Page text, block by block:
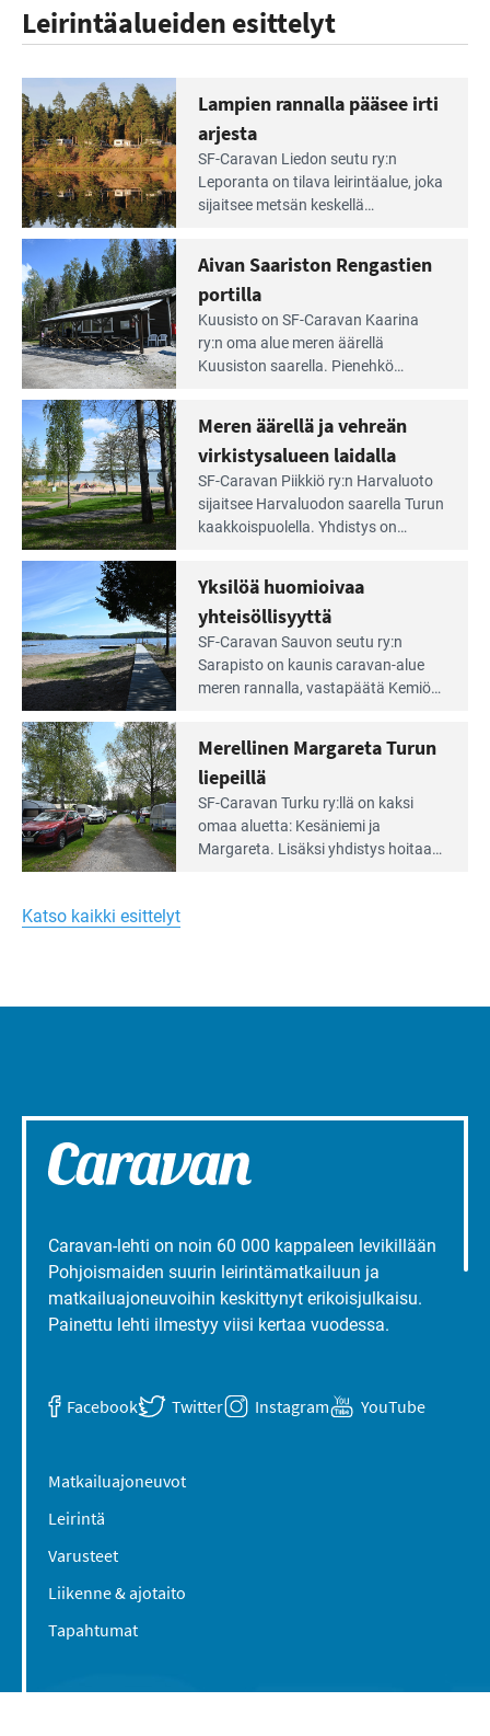
Leirintäalueiden esittelyt
Lue
Leirintäoppaan
artikkeli:
Lampien
rannalla
pääsee
irti
arjesta
Lampien rannalla pääsee irti
arjesta
SF-Caravan Liedon seutu ry:n
Leporanta on tilava leirintäalue, joka
sijaitsee metsän kes­kellä
tarjoaa ympäris­töineen kauniit
maisemat ja loistavat virkistäytymis­
mahdollisuudet.
Lue
Leirintäoppaan
artikkeli:
Aivan
Saariston
Rengastien
portilla
Aivan Saariston Rengastien
portilla
Kuusisto on SF-Caravan Kaarina
ry:n oma alue meren äärellä
Kuusiston saarella. Pie­nehkö
Lue
Leirintäoppaan
artikkeli:
Meren
äärellä
ja
vehreän
virkistysalueen
laidalla
Meren äärellä ja vehreän
virkistysalueen laidalla
SF-Caravan Piikkiö ry:n Harvaluoto
sijait­see Harvaluodon saarella Turun
kaakkois­puolella. Yhdistys on
virkistysalueesta.
Lue
Leirintäoppaan
artikkeli:
Yksilöä
huomioivaa
yhteisöllisyyttä
Yksilöä huomioivaa
yhteisöllisyyttä
SF-Caravan Sauvon seutu ry:n
Sarapisto on kaunis caravan-alue
meren rannalla, vasta­päätä Kemiön
kymmenen paikkaa ilman sähköä.
Lue
Leirintäoppaan
artikkeli:
Merellinen
Turun
liepeillä
Merellinen Margareta Turun
liepeillä
SF-Caravan Turku ry:llä on kaksi
omaa aluet­ta: Kesäniemi ja
Margareta. Lisäksi yhdis­tys hoitaa
Katso kaikki esittelyt
Caravan-lehti on noin 60 000 kappaleen levikillään
Pohjoismaiden suurin leirintämatkailuun ja
matkailuajoneuvoihin keskittynyt erikoisjulkaisu.
Painettu lehti ilmestyy viisi kertaa vuodessa.
Facebook Twitter Instagram YouTube
Matkailuajoneuvot
Leirintä
Varusteet
Liikenne & ajotaito
Tapahtumat